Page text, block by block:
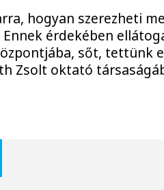
hogyan szerezheti
érdekében
sőt, tettünk
Zsolt oktató